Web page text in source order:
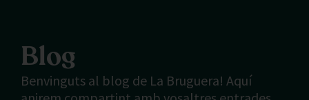
Blog
Benvinguts al blog de La Bruguera! Aquí